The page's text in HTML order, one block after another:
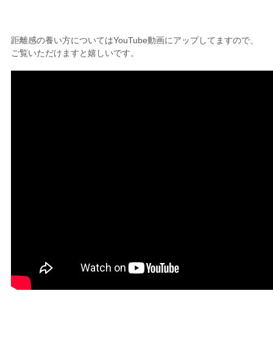
距離感の養い方についてはYouTube動画にアップしてますので、
ご覧いただけますと嬉しいです。